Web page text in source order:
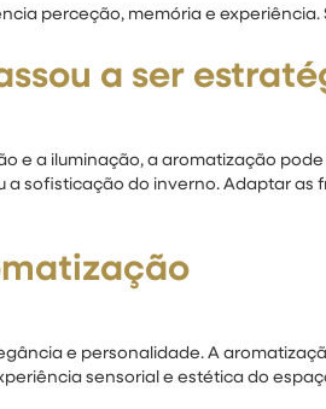
perceção, memória e experiência.
a ser
e a iluminação, a aromatização
sofisticação do inverno. Adaptar as
e personalidade. A
sensorial e estética do